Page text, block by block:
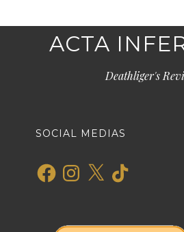
ACTA
Deathliger's
SOCIAL MEDIAS
FacebookInstagram
X TikTok